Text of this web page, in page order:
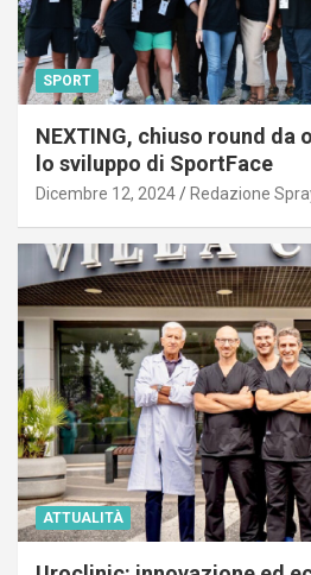
SPORT
NEXTING, chiuso round da
lo sviluppo di SportFace
Dicembre 12, 2024 Redazione
ATTUALITÀ